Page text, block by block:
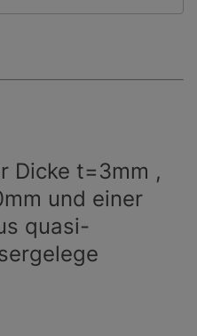
Dicke t=3mm ,
und einer
quasi-